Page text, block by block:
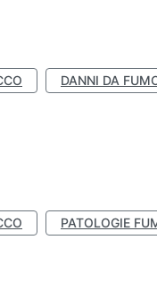
DANNI DA
PATOLOGIE